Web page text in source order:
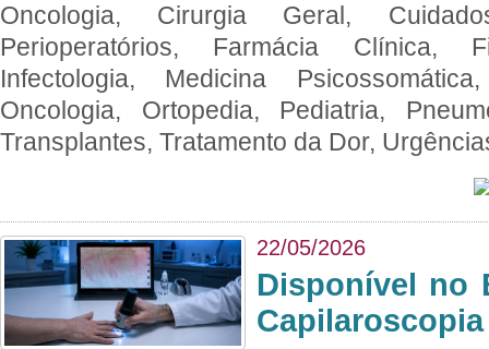
Oncologia, Cirurgia Geral,
Perioperatórios, Farmácia Clínica,
Infectologia, Medicina
Oncologia, Ortopedia, Pediatria,
Transplantes, Tratamento da Dor,
22/05/2026
Disponível no